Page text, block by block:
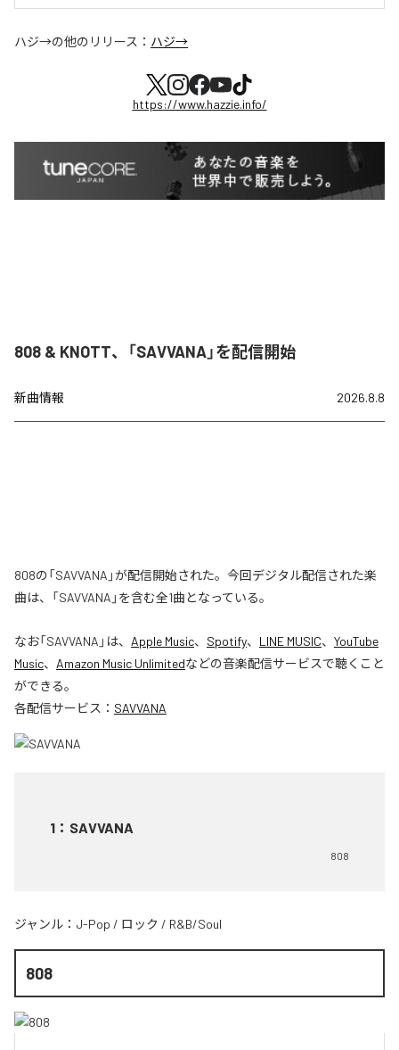
ハジ→の他のリリース： ハジ→
https://www.hazzie.info/
808 & KNOTT、「SAVVANA」を配信開始
新曲情報 2026.8.8
808の「SAVVANA」が配信開始された。今回デジタル配信された楽
曲は、「SAVVANA」を含む全1曲となっている。
なお「SAVVANA 」は、 Apple Music、 Spotify、 LINE MUSIC、 YouTube
Music、 Amazon Music Unlimitedなどの音楽配信サービスで聴くこと
ができる。
各配信サービス： SAVVANA
1 ： SAVVANA
808
ジャンル： J-Pop / ロック / R&B/Soul
808